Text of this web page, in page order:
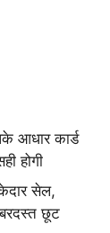
आधार कार्ड
होगी
सेल,
छूट